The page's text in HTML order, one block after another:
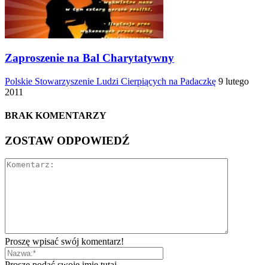
Zaproszenie na Bal Charytatywny
Polskie Stowarzyszenie Ludzi Cierpiących na Padaczkę 9 lutego
2011
BRAK KOMENTARZY
ZOSTAW ODPOWIEDŹ
Proszę wpisać swój komentarz!